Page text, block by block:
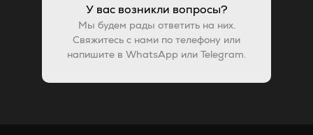
У вас возникли вопросы?
Мы будем рады ответить на них.
Свяжитесь с нами по телефону или
напишите в WhatsApp или Telegram.